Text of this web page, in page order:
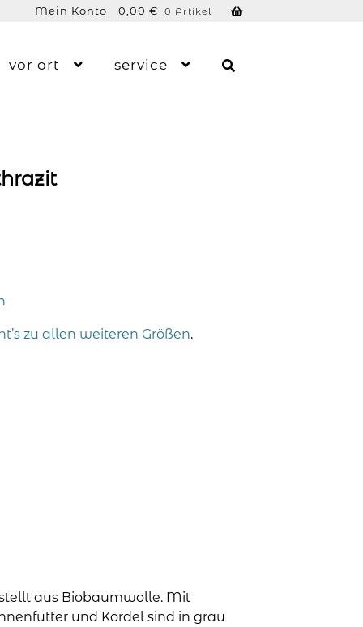
0,00 € 0 Artikel
Mein Konto
vor ort service
zu allen weiteren Größen.
aus Biobaumwolle. Mit
und Kordel sind in grau